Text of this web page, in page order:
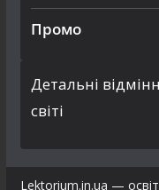
Промо
Детальні
світі
Lektorium.in.ua —